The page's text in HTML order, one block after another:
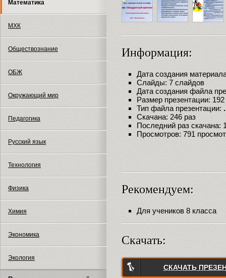
Математика
МХК
Обществознание
ОБЖ
Окружающий мир
Педагогика
Русский язык
Технология
Физика
Химия
Экономика
Экология
Информация:
Дата создания
Слайды: 7 слайдов
Дата создания файла
Размер презентации:
Тип файла презентации:
Скачана: 246 раз
Последний раз скачана:
Просмотров: 791
Рекомендуем:
Для учеников 8 класса
Скачать:
СКАЧАТЬ